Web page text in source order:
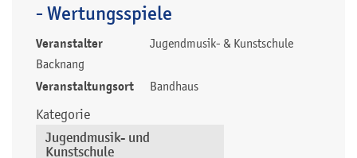
- Wertungsspiele
Veranstalter
Jugendmusik- & Kunstschule
Backnang
Veranstaltungsort Bandhaus
Kategorie
Jugendmusik- und
Kunstschule